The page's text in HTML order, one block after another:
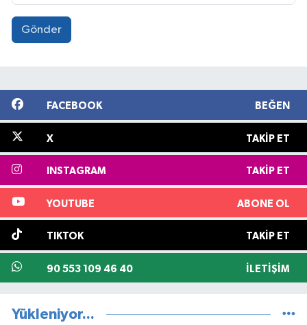
Gönder
FACEBOOK BEĞEN
X TAKIP ET
INSTAGRAM TAKIP ET
YOUTUBE ABONE OL
TIKTOK TAKIP ET
90 553 109 46 40 İLETIŞIM
Yükleniyor...